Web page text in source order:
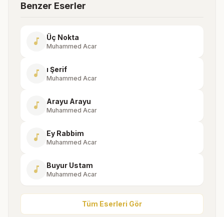
Benzer Eserler
music_note Üç Nokta
Muhammed Acar
music_note ı Şerif
Muhammed Acar
music_note Arayu Arayu
Muhammed Acar
music_note Ey Rabbim
Muhammed Acar
music_note Buyur Ustam
Muhammed Acar
Tüm Eserleri Gör